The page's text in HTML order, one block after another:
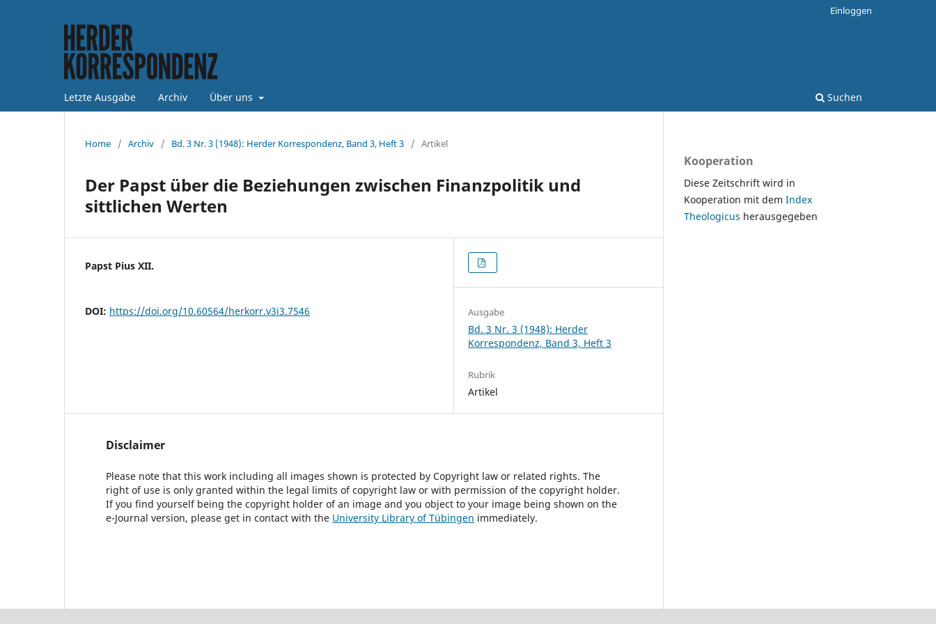
Letzte Ausgabe Archiv Über uns Suchen
Einloggen
Home / Archiv / Bd. 3 Nr. 3 (1948): Herder Korrespondenz, Band 3, Heft 3 / Artikel
Der Papst über die Beziehungen zwischen Finanzpolitik und
sittlichen Werten
Papst Pius XII.
DOI: https://doi.org/10.60564/herkorr.v3i3.7546 Ausgabe
Bd. 3 Nr. 3 (1948): Herder
Korrespondenz, Band 3, Heft 3
Rubrik
Artikel
Disclaimer
Please note that this work including all images shown is protected by Copyright law or related rights. The
right of use is only granted within the legal limits of copyright law or with permission of the copyright holder.
If you find yourself being the copyright holder of an image and you object to your image being shown on the
e-Journal version, please get in contact with the University Library of Tübingen immediately.
Kooperation
Diese Zeitschrift wird in
Kooperation mit dem Index
Theologicus herausgegeben